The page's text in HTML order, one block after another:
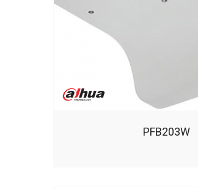
PFB203W